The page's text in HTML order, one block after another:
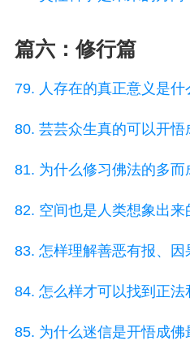
篇六：修行篇
79. 人存在的真正意义是什
80. 芸芸众生真的可以开悟
81. 为什么修习佛法的多而
82. 空间也是人类想象出来
83. 怎样理解善恶有报、因
84. 怎么样才可以找到正法
85. 为什么迷信是开悟成佛